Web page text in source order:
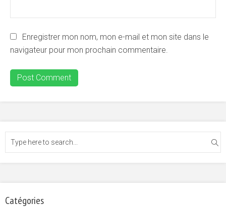
Enregistrer mon nom, mon e-mail et mon site dans le
navigateur pour mon prochain commentaire.
Catégories